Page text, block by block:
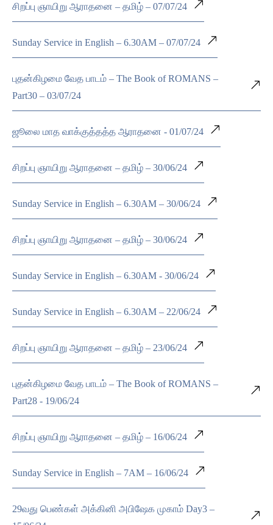
சிறப்பு ஞாயிறு ஆராதனை – தமிழ் – 07/07/24
Sunday Service in English – 6.30AM – 07/07/24
புதன்கிழமை வேத பாடம் – The Book of ROMANS –
Part30 – 03/07/24
ஜூலை மாத வாக்குத்தத்த ஆராதனை - 01/07/24
சிறப்பு ஞாயிறு ஆராதனை – தமிழ் – 30/06/24
Sunday Service in English – 6.30AM – 30/06/24
சிறப்பு ஞாயிறு ஆராதனை – தமிழ் – 30/06/24
Sunday Service in English – 6.30AM - 30/06/24
Sunday Service in English – 6.30AM – 22/06/24
சிறப்பு ஞாயிறு ஆராதனை – தமிழ் – 23/06/24
புதன்கிழமை வேத பாடம் – The Book of ROMANS –
Part28 - 19/06/24
சிறப்பு ஞாயிறு ஆராதனை – தமிழ் – 16/06/24
Sunday Service in English – 7AM – 16/06/24
29வது பெண்கள் அக்கினி அபிஷேக முகாம் Day3 –